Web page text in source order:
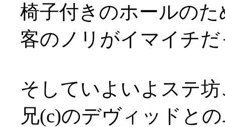
椅子付きのホールの
客のノリがイマイチ
そしていよいよステ坊
兄(c)のデヴィッドと